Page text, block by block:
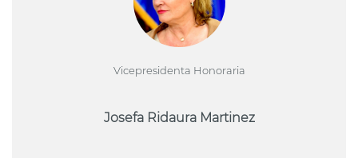
Vicepresidenta Honoraria
Josefa Ridaura Martinez